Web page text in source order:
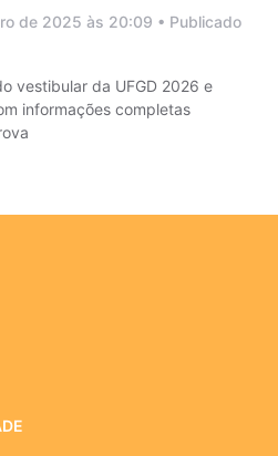
de 2025 às 20:09 • Publicado
vestibular da UFGD 2026 e
informações completas